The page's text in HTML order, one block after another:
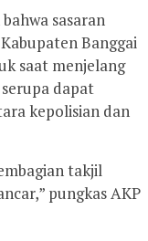
sasaran
Banggai
saat menjelang
dapat
kepolisian dan
takjil
pungkas AKP